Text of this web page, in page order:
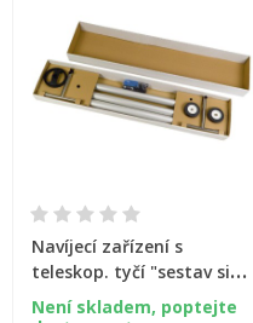
Navíjecí zařízení s
teleskop. tyčí "sestav si
sám", pojízdné, 2,7–3,6m
Není skladem, poptejte